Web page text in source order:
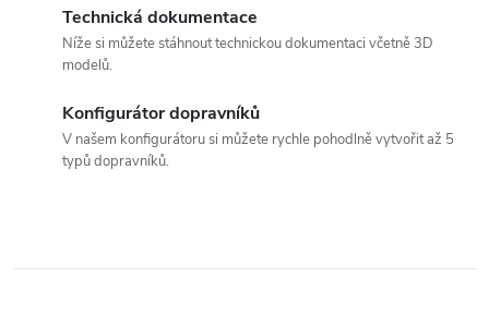
k
Technická dokumentace
Níže si můžete stáhnout technickou dokumentaci včetně 3D
modelů.
Konfigurátor dopravníků
V našem konfigurátoru si můžete rychle pohodlně vytvořit až 5
typů dopravníků.